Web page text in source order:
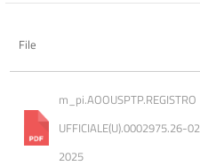
File
m_pi.AOOUSPTP.REGISTRO
UFFICIALE(U).0002975.26-
2025